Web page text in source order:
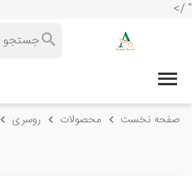
" />
صفحه نخست محصولات روسری